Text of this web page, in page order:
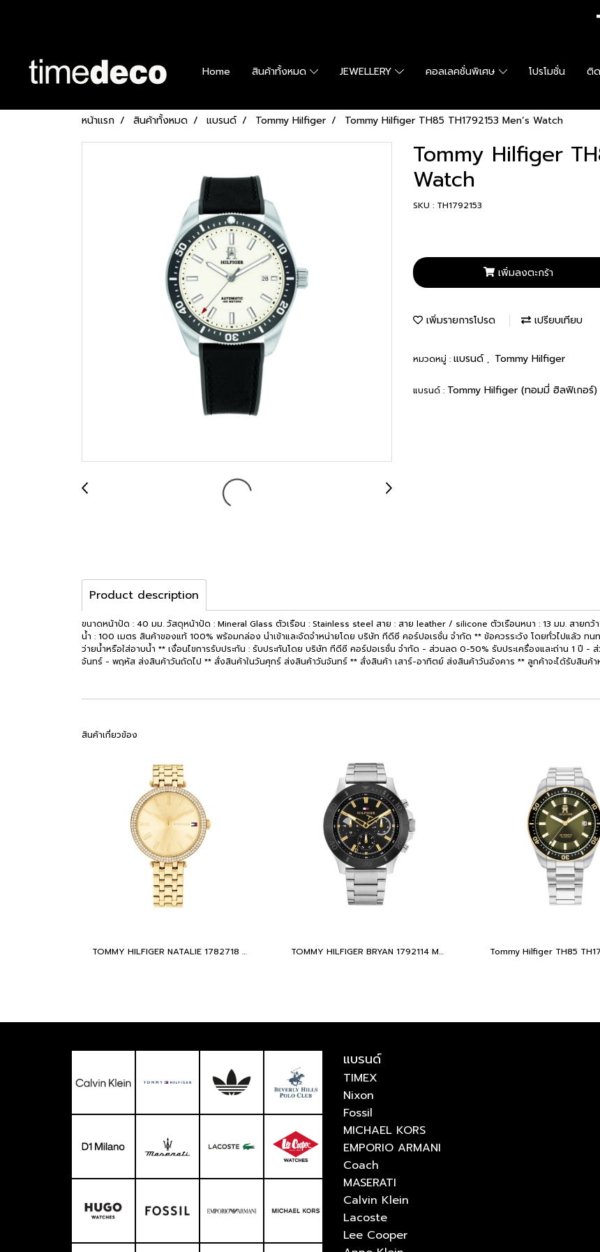
Home สินค้าทั้งหมด JEWELLERY คอลเลคชั่นพิเศษ โปรโมชั่น ติ
หน้าแรก สินค้าทั้งหมด แบรนด์ Tommy Hilfiger Tommy Hilfiger TH85 TH1792153 Men’s Watch
Tommy Hilfiger
Watch
SKU : TH1792153
เพิ่มลงตะกร้า
เพิ่มรายการโปรด เปรียบเทียบ
หมวดหมู่ : แบรนด์ , Tommy Hilfiger
แบรนด์ : Tommy Hilfiger (ทอมมี่ ฮิลฟิเกอร์)
Product description
ขนาดหน้าปัด : 40 มม. วัสดุหน้าปัด : Mineral Glass ตัวเรือน : Stainless steel สาย : สาย leather / silicone ตัวเรือนหนา : 13 มม. สายก
น้ำ : 100 เมตร สินค้าของแท้ 100% พร้อมกล่อง นำเข้าและจัดจำหน่ายโดย บริษัท ทีดีซี คอร์ปอเรชั่น จำกัด ** ข้อควรระวัง โดยทั่วไปแล้ว ทนท
ว่ายน้ำหรือใส่อาบน้ำ ** เงื่อนไขการรับประกัน : รับประกันโดย บริษัท ทีดีซี คอร์ปอเรชั่น จำกัด - ส่วนลด 0-50% รับประเครื่องและถ่าน 1 ปี -
จันทร์ - พฤหัส ส่งสินค้าวันถัดไป ** สั่งสินค้าในวันศุกร์ ส่งสินค้าวันจันทร์ ** สั่งสินค้า เสาร์-อาทิตย์ ส่งสินค้าวันอังคาร ** ลูกค้าจะได้รับสินค้
สินค้าเกี่ยวข้อง
TOMMY HILFIGER NATALIE 1782718 Women's watch TOMMY HILFIGER BRYAN 1792114 Men's watch
แบรนด์
TIMEX
Nixon
Fossil
MICHAEL KORS
EMPORIO ARMANI
Coach
MASERATI
Calvin Klein
Lacoste
Lee Cooper